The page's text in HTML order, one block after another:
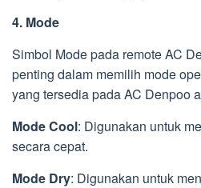
4. Mode
Simbol Mode pada remote AC
penting dalam memilih mode
yang tersedia pada AC Denpoo
Mode Cool: Digunakan untuk
secara cepat.
Mode Dry: Digunakan untuk